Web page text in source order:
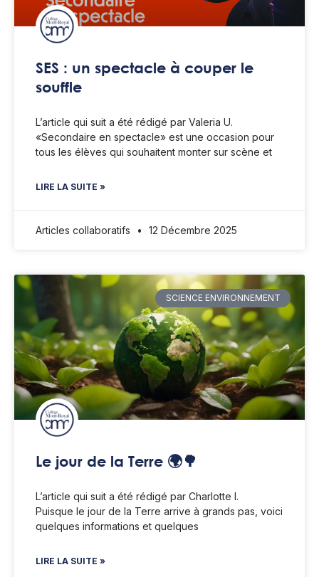
SES : un spectacle à couper le
souffle
L’article qui suit a été rédigé par Valeria U.
«Secondaire en spectacle» est une occasion pour
tous les élèves qui souhaitent monter sur scène et
LIRE LA SUITE »
Articles collaboratifs 12 Décembre 2025
SCIENCE ENVIRONNEMENT
Le jour de la Terre 🌍🌳
L’article qui suit a été rédigé par Charlotte I.
Puisque le jour de la Terre arrive à grands pas, voici
quelques informations et quelques
LIRE LA SUITE »